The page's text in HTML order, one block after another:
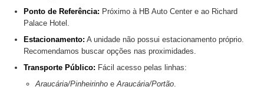
Ponto de Referência: Próximo à HB Auto Center e ao Richard
Palace Hotel.
Estacionamento: A unidade não possui estacionamento próprio.
Recomendamos buscar opções nas proximidades.
Transporte Público: Fácil acesso pelas linhas:
Araucária/Pinheirinho e Araucária/Portão